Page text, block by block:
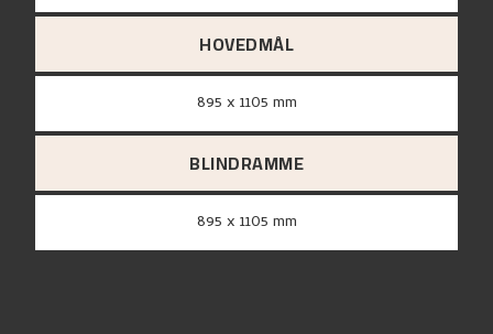
HOVEDMÅL
895 x 1105 mm
BLINDRAMME
895 x 1105 mm